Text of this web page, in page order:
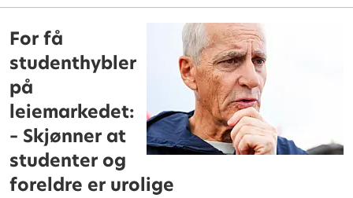
For få
studenthybler
på
leiemarkedet:
– Skjønner at
studenter og
foreldre er urolige